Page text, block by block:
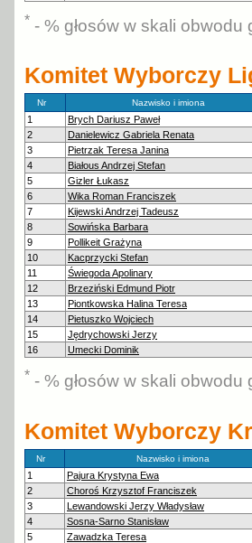
* - % głosów w skali obwodu
Komitet Wyborczy
Nr Nazwisko i imiona
1
Brych Dariusz Paweł
2
Danielewicz Gabriela Renata
3
Pietrzak Teresa Janina
4
Białous Andrzej Stefan
5
Gizler Łukasz
6
Wika Roman Franciszek
7
Kijewski Andrzej Tadeusz
8
Sowińska Barbara
9
Pollikeit Grażyna
10
Kacprzycki Stefan
11
Świegoda Apolinary
12
Brzeziński Edmund Piotr
13
Piontkowska Halina Teresa
14
Pietuszko Wojciech
15
Jędrychowski Jerzy
16
Umecki Dominik
* - % głosów w skali obwodu
Komitet Wyborczy
Nr Nazwisko i imiona
1
Pajura Krystyna Ewa
2
Choroś Krzysztof Franciszek
3
Lewandowski Jerzy Władysław
4
Sosna-Sarno Stanisław
5
Zawadzka Teresa